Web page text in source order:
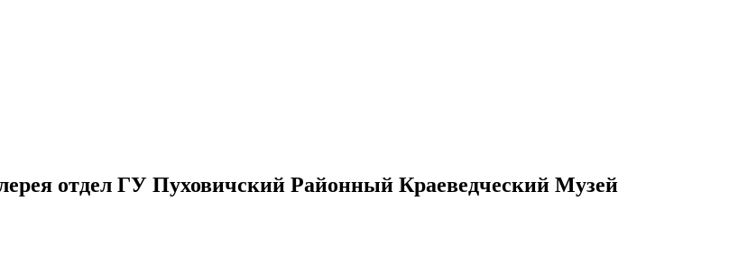
отдел ГУ Пуховичский Районный Краеведческий Музей